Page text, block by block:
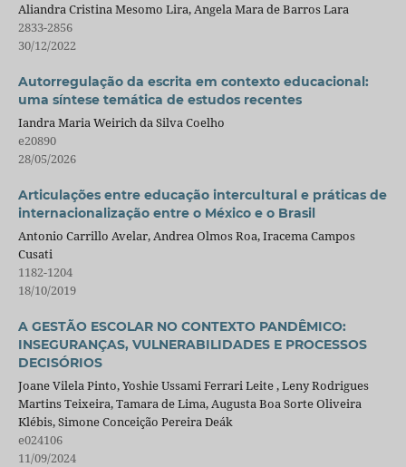
Aliandra Cristina Mesomo Lira, Angela Mara de Barros Lara
2833-2856
30/12/2022
Autorregulação da escrita em contexto educacional:
uma síntese temática de estudos recentes
Iandra Maria Weirich da Silva Coelho
e20890
28/05/2026
Articulações entre educação intercultural e práticas de
internacionalização entre o México e o Brasil
Antonio Carrillo Avelar, Andrea Olmos Roa, Iracema Campos
Cusati
1182-1204
18/10/2019
A GESTÃO ESCOLAR NO CONTEXTO PANDÊMICO:
INSEGURANÇAS, VULNERABILIDADES E PROCESSOS
DECISÓRIOS
Joane Vilela Pinto, Yoshie Ussami Ferrari Leite , Leny Rodrigues
Martins Teixeira, Tamara de Lima, Augusta Boa Sorte Oliveira
Klébis, Simone Conceição Pereira Deák
e024106
11/09/2024